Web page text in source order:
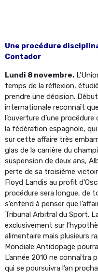
Une procédure
Contador
Lundi 8 novembre.
temps de la réflexion,
prendre une décision.
internationale reconnaît
l’ouverture d’une
la fédération espagnole,
sur cette affaire très
glas de la carrière du
suspension de deux ans,
perte de sa troisième
Floyd Landis au profit
procédure sera longue, de
s’entend à penser que
Tribunal Arbitral du Sport.
exclusivement sur
alimentaire mais plusieurs
Mondiale Antidopage
L’année 2010 ne connaîtra
qui se poursuivra l’an